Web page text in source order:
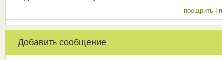
поощрить
Добавить сообщение